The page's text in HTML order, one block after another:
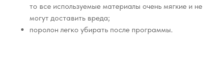
то все используемые материалы очень мягкие и не
могут доставить вреда;
поролон легко убирать после программы.